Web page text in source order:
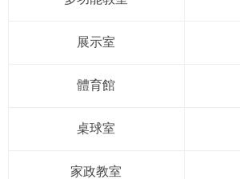
展示室
體育館
桌球室
家政教室